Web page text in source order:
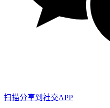
扫描分享到社交APP